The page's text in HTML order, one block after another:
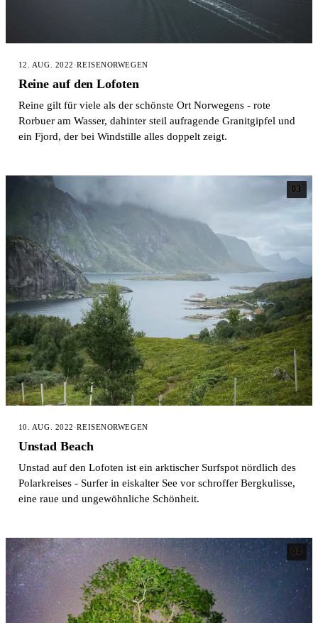
12. AUG. 2022 ·REISENORWEGEN
Reine auf den Lofoten
Reine gilt für viele als der schönste Ort Norwegens - rote
Rorbuer am Wasser, dahinter steil aufragende Granitgipfel und
ein Fjord, der bei Windstille alles doppelt zeigt.
03
10. AUG. 2022 ·REISENORWEGEN
Unstad Beach
Unstad auf den Lofoten ist ein arktischer Surfspot nördlich des
Polarkreises - Surfer in eiskalter See vor schroffer Bergkulisse,
eine raue und ungewöhnliche Schönheit.
04